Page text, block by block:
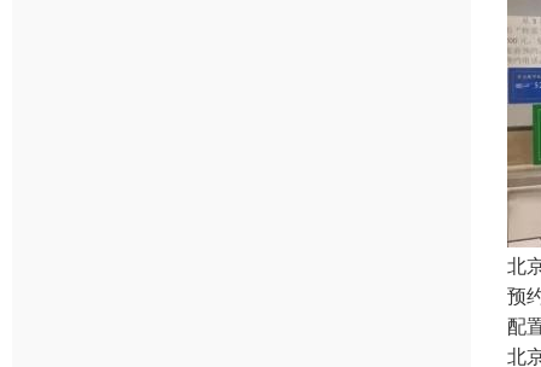
北
预
配
北